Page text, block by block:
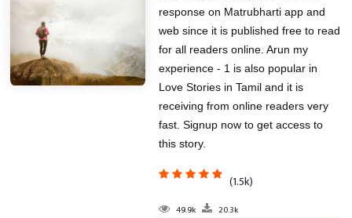
response on Matrubharti app and
web since it is published free to read
for all readers online. Arun my
experience - 1 is also popular in
Love Stories in Tamil and it is
receiving from online readers very
fast. Signup now to get access to
this story.
(1.5k)
49.9k 20.3k